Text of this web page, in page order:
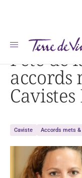
Accueil Fête de la Musique :
Fête de
accords
Caviste Accords mets &